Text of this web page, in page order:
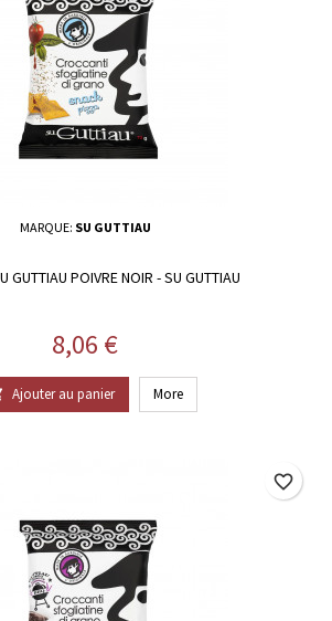
MARQUE: SU GUTTIAU
GUTTIAU POIVRE NOIR - SU GUTTIAU
Prix
8,06 €
Ajouter au panier More
favorite_border